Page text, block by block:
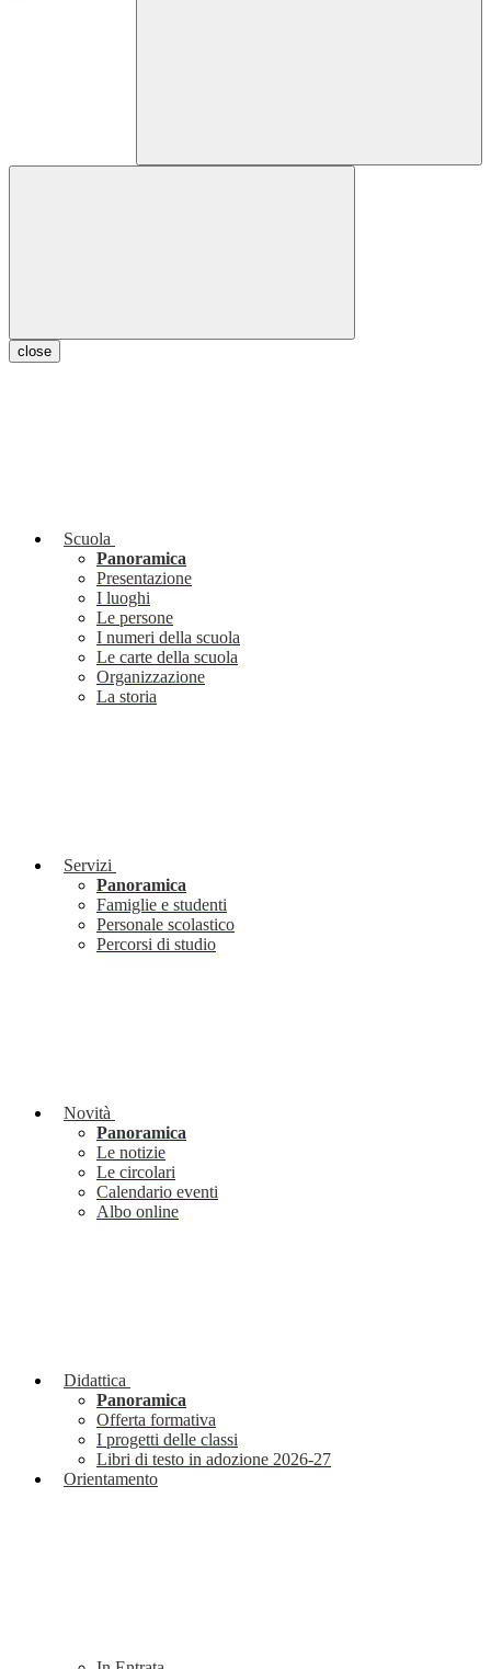
close
Scuola
Panoramica
Presentazione
I luoghi
Le persone
I numeri della scuola
Le carte della scuola
Organizzazione
La storia
Servizi
Panoramica
Famiglie e studenti
Personale scolastico
Percorsi di studio
Novità
Panoramica
Le notizie
Le circolari
Calendario eventi
Albo online
Didattica
Panoramica
Offerta formativa
I progetti delle classi
Libri di testo in adozione 2026-27
Orientamento